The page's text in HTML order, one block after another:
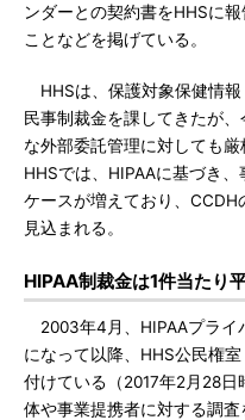
ンダーとの契約書をHHSに
ことなどを掲げている。
HHSは、保護対象保健情
民事制裁金を課してきたが
な外部委託管理に対しても厳
HHSでは、HIPAAに基づき
ケースが増えており、
見込まれる。
HIPAA制裁金は1件当たり
2003年4月、HIPAAプライ
になって以降、HHS公民権
付けている（2017年2月28日
体や事業提携者に対する調